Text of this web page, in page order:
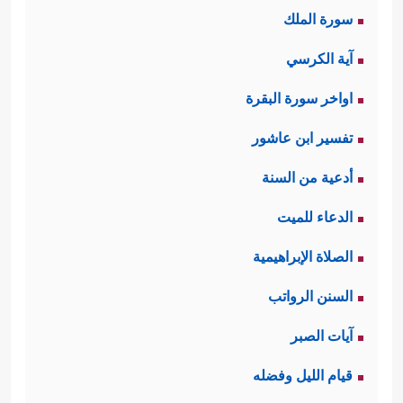
خُلِقَ من دون أبٍ ولا أمٍ، وهذا محلُّ
اتفاق الديانات الثلاث، وهو مثال يصحُّ
القياس عليه من حيث التصوُّر العقلي
وليس من حيث السنَّة المعتادة؛ إذ إن
خَلق آدم كان استثناءً، وهذا الاستثناء
وارد في النص ومتصوَّر في العقل، وهو
التفسير الأقرب للعقل من كلِّ
التفسيرات والنظريات الأخرى التي
تُحاول الوصول إلى نقطة البداية في هذا
الخلق.
سورة الملك
آية الكرسي
اواخر سورة البقرة
تفسير ابن عاشور
أدعية من السنة
الدعاء للميت
الصلاة الإبراهيمية
السنن الرواتب
آيات الصبر
قيام الليل وفضله